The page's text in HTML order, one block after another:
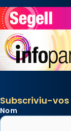
Subscriviu-
Nom